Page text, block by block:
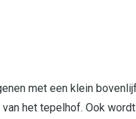
met een klein
het tepelhof. Ook